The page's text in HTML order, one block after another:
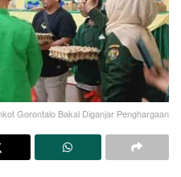
Gorontalo Bakal Diganjar Penghargaan